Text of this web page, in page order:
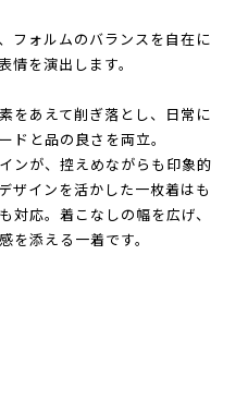
フォルムのバランスを自在に
を演出します。
をあえて削ぎ落とし、日常に
ドと品の良さを両立。
ンが、控えめながらも印象的
ザインを活かした一枚着はも
対応。着こなしの幅を広げ、
を添える一着です。